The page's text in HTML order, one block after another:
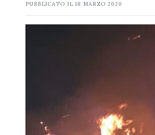
PUBBLICATO IL18 MARZO 2020